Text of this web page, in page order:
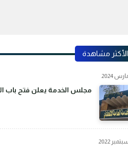
الأكثر مشاهدة
مجلس الخدمة يعلن فتح باب